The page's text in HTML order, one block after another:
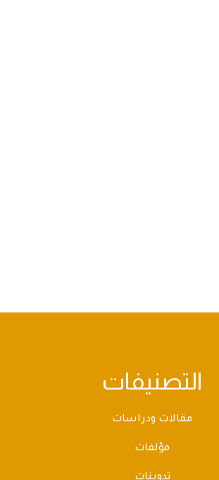
التصنيفات
مقالات ودراسات
مؤلفات